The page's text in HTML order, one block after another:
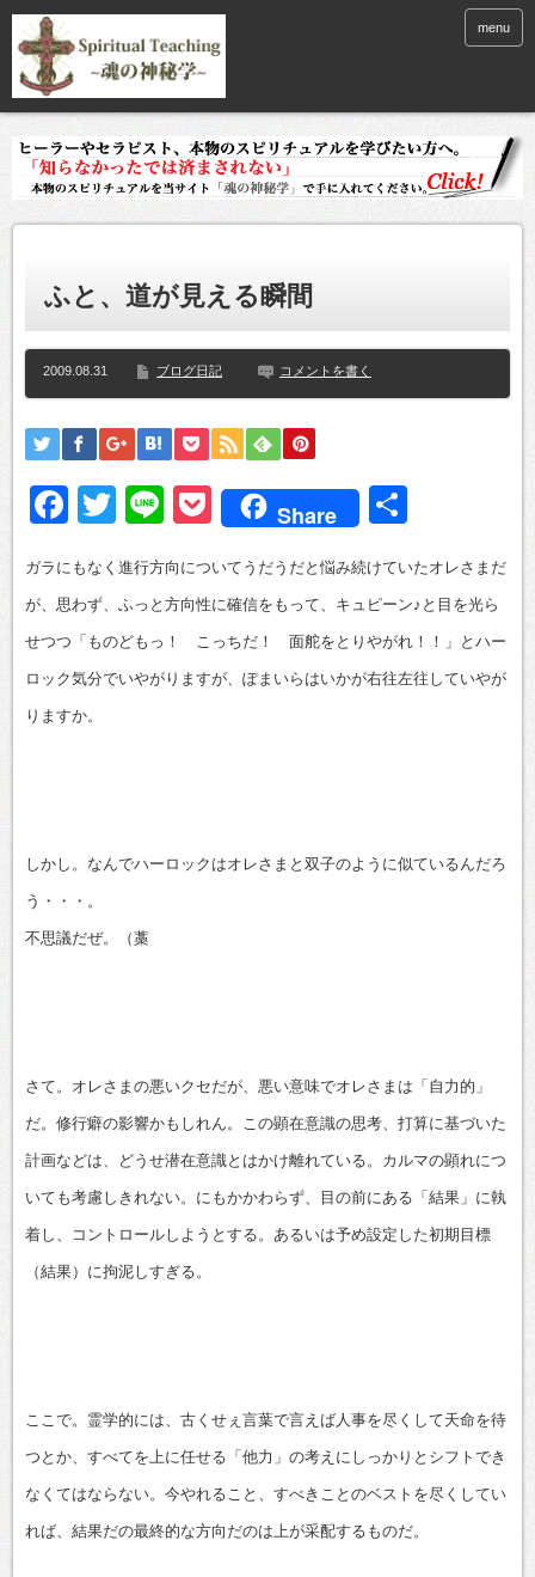
menu
ふと、道が見える瞬間
2009.08.31 ブログ日記 コメントを書く
Facebook
Twitter
LinePocket
Share
ガラにもなく進行方向についてうだうだと悩み続けていたオレさまだ
が、思わず、ふっと方向性に確信をもって、キュピーン♪と目を光ら
せつつ「ものどもっ！ こっちだ！ 面舵をとりやがれ！！」とハー
ロック気分でいやがりますが、ぽまいらはいかが右往左往していやが
りますか。
しかし。なんでハーロックはオレさまと双子のように似ているんだろ
う・・・。
不思議だぜ。（藁
さて。オレさまの悪いクセだが、悪い意味でオレさまは「自力的」
だ。修行癖の影響かもしれん。この顕在意識の思考、打算に基づいた
計画などは、どうせ潜在意識とはかけ離れている。カルマの顕れにつ
いても考慮しきれない。にもかかわらず、目の前にある「結果」に執
着し、コントロールしようとする。あるいは予め設定した初期目標
（結果）に拘泥しすぎる。
ここで。霊学的には、古くせぇ言葉で言えば人事を尽くして天命を待
つとか、すべてを上に任せる「他力」の考えにしっかりとシフトでき
なくてはならない。今やれること、すべきことのベストを尽くしてい
れば、結果だの最終的な方向だのは上が采配するものだ。